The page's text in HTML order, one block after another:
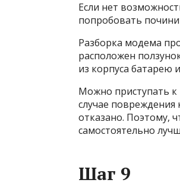
Если нет
попробовать
Разборка модема
расположен
из корпуса батарею
Можно приступать к
случае повреждения
отказано. Поэтому,
самостоятельно
Шаг 9